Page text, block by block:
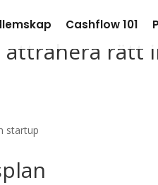
Cashflow 101
rätt